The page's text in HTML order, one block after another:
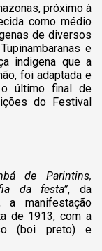
próximo à
como médio
de diversos
e
indigena que a
foi adaptada e
o último final de
do Festival
de Parintins,
da festa”, da
a manifestação
de 1913, com a
(boi preto) e